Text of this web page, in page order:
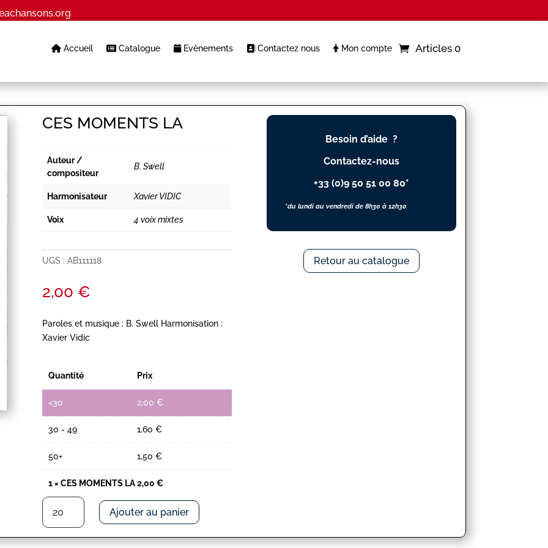
Accueil Catalogue Evènements Contactez nous Mon compte Articles 0
CES MOMENTS LA
Auteur /
compositeur
B. Swell
Harmonisateur Xavier VIDIC
Voix 4 voix mixtes
UGS :AB111118
2,00 €
Paroles et musique : B. Swell Harmonisation :
Xavier Vidic
Quantité Prix
<30 2,00 €
30 - 49 1,60 €
50+ 1,50 €
1 ×CES MOMENTS LA2,00 €
quantité
CES
MOMENTS
Ajouter au panier
Besoin d’aide ?
Contactez-nous
+33 (0)9 50 51 00 80*
*du lundi au vendredi de 8h30 à 12h30
Retour au catalogue